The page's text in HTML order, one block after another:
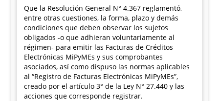
Que la Resolución General N° 4.367 reglamentó,
entre otras cuestiones, la forma, plazo y demás
condiciones que deben observar los sujetos
obligados -o que adhieran voluntariamente al
régimen- para emitir las Facturas de Créditos
Electrónicas MiPyMEs y sus comprobantes
asociados, así como dispuso las normas aplicables
al “Registro de Facturas Electrónicas MiPyMEs”,
creado por el artículo 3° de la Ley N° 27.440 y las
acciones que corresponde registrar.